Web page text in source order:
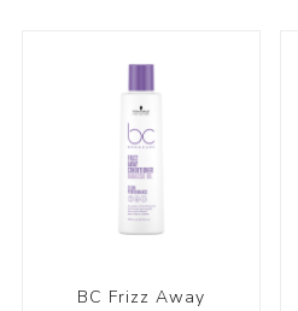
BC Frizz Away